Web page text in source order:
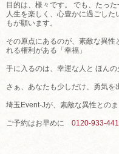
目的は、様々です。 でも、たっ
人生を楽しく、心豊かに過ごした
もが願います。
その原点にあるのが、素敵な異性
れる権利がある「幸福」
手に入るのは、幸運な人と ほん
さぁ、あなたも少しだけ、勇気を
埼玉Event-Jが、素敵な異性との
ご予約はお早めに 0120-933-